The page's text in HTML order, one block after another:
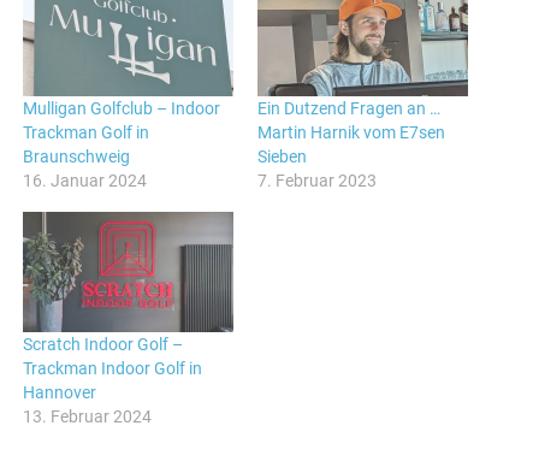
Mulligan Golfclub – Indoor
Trackman Golf in
Braunschweig
16. Januar 2024
Ein Dutzend Fragen an …
Martin Harnik vom E7sen
Sieben
7. Februar 2023
Scratch Indoor Golf –
Trackman Indoor Golf in
Hannover
13. Februar 2024